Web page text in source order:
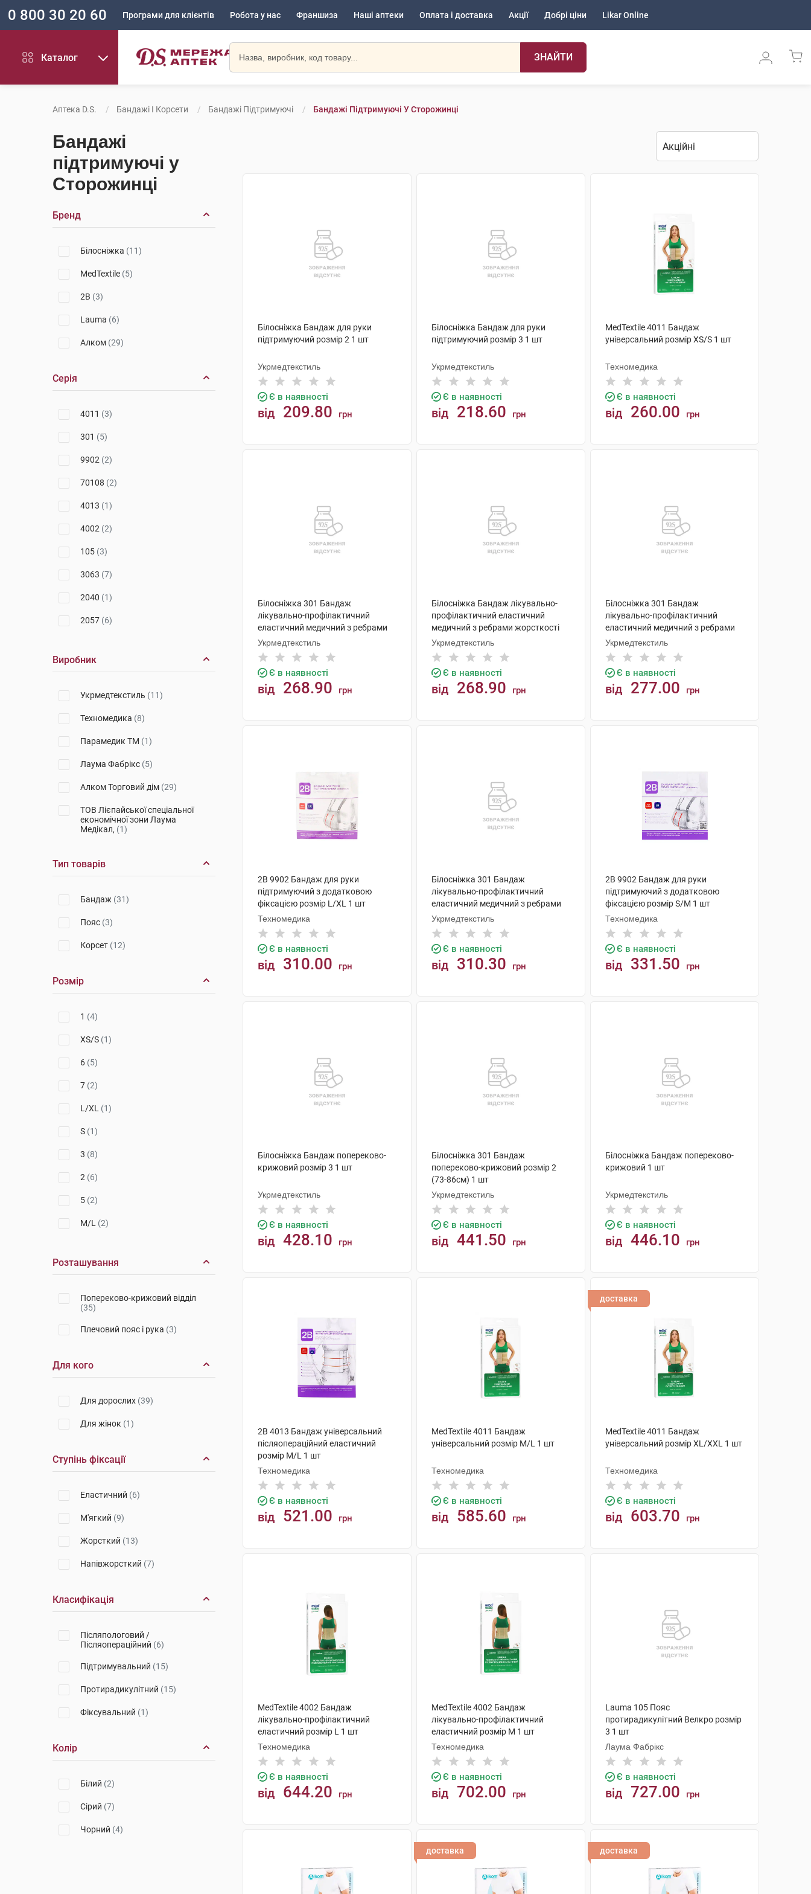
0 800 30 20 60 Програми для клієнтів Робота у нас Франшиза Наші аптеки Оплата і доставка Акції Добрі ціни Likar Online
Каталог ЗНАЙТИ
Аптека D.S. Бандажі І Корсети Бандажі Підтримуючі Бандажі Підтримуючі У Сторожинці
Бандажі
підтримуючі у
Сторожинці
Бренд
Білосніжка (11)
MedTextile (5)
2B (3)
Lauma (6)
Алком (29)
Серія
4011 (3)
301 (5)
9902 (2)
70108 (2)
4013 (1)
4002 (2)
105 (3)
3063 (7)
2040 (1)
2057 (6)
2032
Виробник
Укрмедтекстиль (11)
Техномедика (8)
Парамедик ТМ (1)
Лаума Фабрікс (5)
Алком Торговий дім (29)
ТОВ Лієпайської спеціальної
економічної зони Лаума
Медікал, (1)
Тип товарів
Бандаж (31)
Пояс (3)
Корсет (12)
Розмір
1 (4)
XS/S (1)
6 (5)
7 (2)
L/XL (1)
S (1)
3 (8)
2 (6)
5 (2)
M/L (2)
L(1)
5 x 7.5 см
Розташування
Попереково-крижовий відділ
(35)
Плечовий пояс і рука (3)
Для кого
Для дорослих (39)
Для жінок (1)
Ступінь фіксації
Еластичний (6)
М'ягкий (9)
Жорсткий (13)
Напівжорсткий (7)
Класифікація
Післяпологовий /
Післяопераційний (6)
Підтримувальний (15)
Протирадикулітний (15)
Фіксувальний (1)
Колір
Білий (2)
Сірий (7)
Чорний (4)
Білосніжка Бандаж для руки
підтримуючий розмір 2 1 шт
Укрмедтекстиль
Є в наявності
від 209.80 грн
Білосніжка Бандаж для руки
підтримуючий розмір 3 1 шт
Укрмедтекстиль
Є в наявності
від 218.60 грн
MedTextile 4011 Бандаж
універсальний розмір XS/S 1 шт
Техномедика
Є в наявності
від 260.00 грн
Білосніжка 301 Бандаж
лікувально-профілактичний
еластичний медичний з ребрами
жорсткості розмір 7 1 шт
Укрмедтекстиль
Є в наявності
від 268.90 грн
Білосніжка Бандаж лікувально-
профілактичний еластичний
медичний з ребрами жорсткості
розмір 3 1 шт
Укрмедтекстиль
Є в наявності
від 268.90 грн
Білосніжка 301 Бандаж
лікувально-профілактичний
еластичний медичний з ребрами
жорсткості розмір 4 1 шт
Укрмедтекстиль
Є в наявності
від 277.00 грн
2B 9902 Бандаж для руки
підтримуючий з додатковою
фіксацією розмір L/XL 1 шт
Техномедика
Є в наявності
від 310.00 грн
Білосніжка 301 Бандаж
лікувально-профілактичний
еластичний медичний з ребрами
жорсткості розмір 5 1 шт
Укрмедтекстиль
Є в наявності
від 310.30 грн
2B 9902 Бандаж для руки
підтримуючий з додатковою
фіксацією розмір S/M 1 шт
Техномедика
Є в наявності
від 331.50 грн
Білосніжка Бандаж попереково-
крижовий розмір 3 1 шт
Укрмедтекстиль
Є в наявності
від 428.10 грн
Білосніжка 301 Бандаж
попереково-крижовий розмір 2
(73-86см) 1 шт
Укрмедтекстиль
Є в наявності
від 441.50 грн
Білосніжка Бандаж попереково-
крижовий 1 шт
Укрмедтекстиль
Є в наявності
від 446.10 грн
2B 4013 Бандаж універсальний
післяопераційний еластичний
розмір M/L 1 шт
Техномедика
Є в наявності
від 521.00 грн
MedTextile 4011 Бандаж
універсальний розмір M/L 1 шт
Техномедика
Є в наявності
від 585.60 грн
доставка
MedTextile 4011 Бандаж
універсальний розмір ХL/XXL 1 шт
Техномедика
Є в наявності
від 603.70 грн
MedTextile 4002 Бандаж
лікувально-профілактичний
еластичний розмір L 1 шт
Техномедика
Є в наявності
від 644.20 грн
MedTextile 4002 Бандаж
лікувально-профілактичний
еластичний розмір М 1 шт
Техномедика
Є в наявності
від 702.00 грн
Lauma 105 Пояс
протирадикулітний Велкро розмір
3 1 шт
Лаума Фабрікс
Є в наявності
від 727.00 грн
доставка доставка